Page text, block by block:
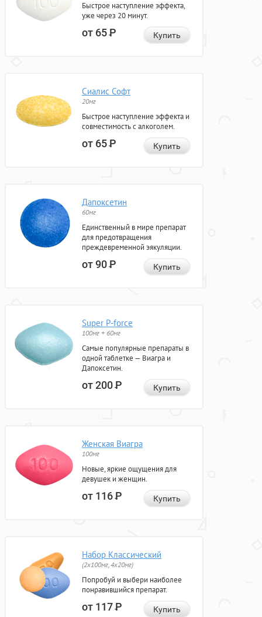
Быстрое наступление эффекта,
уже через 20 минут.
от 65Р Купить
Сиалис Софт
20мг
Быстрое наступление эффекта и
совместимость с алкоголем.
от 65Р Купить
Дапоксетин
60мг
Единственный в мире препарат
для предотвращения
преждевременной эякуляции.
от 90Р Купить
Super P-force
100мг + 60мг
Самые популярные препараты в
одной таблетке — Виагра и
Дапоксетин.
от 200Р Купить
Женская Виагра
100мг
Новые, яркие ощущения для
девушек и женщин.
от 116Р Купить
Набор Классический
(2x100мг, 4x20мг)
Попробуй и выбери наиболее
понравившийся препарат.
от 117Р Купить